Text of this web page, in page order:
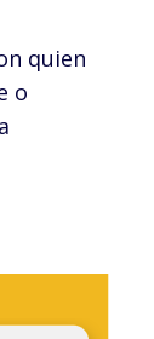
quien
o